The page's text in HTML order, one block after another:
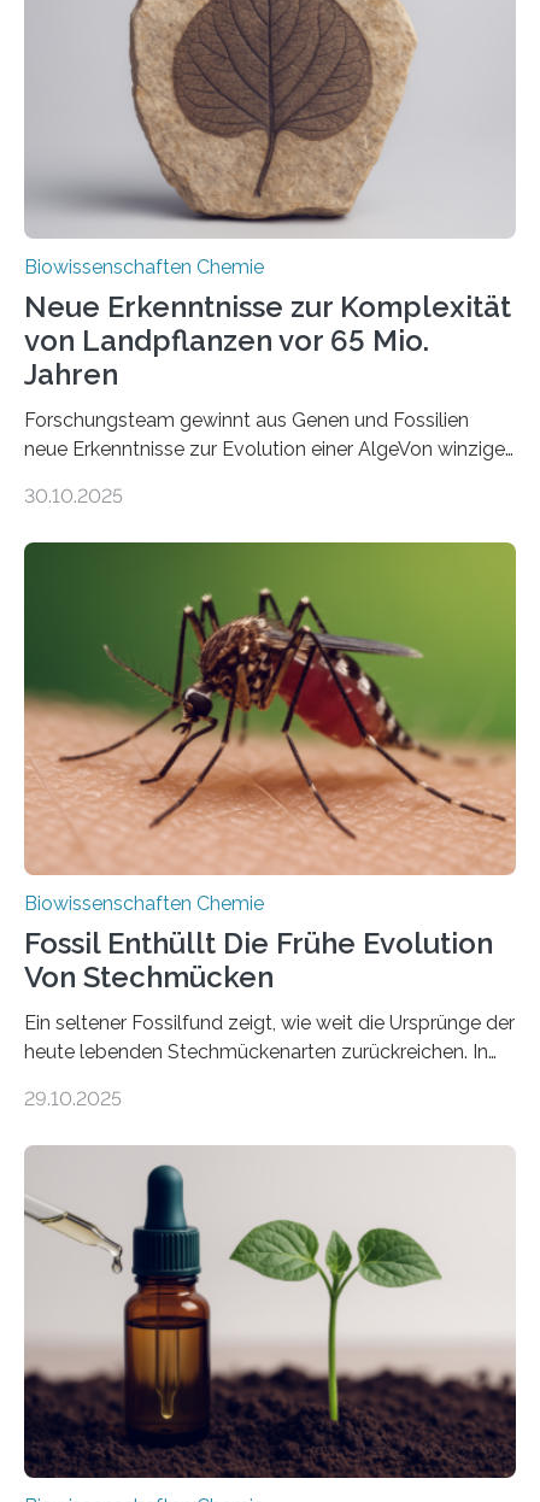
peroxisomalen Proteintransports in der Bäckerhefe
Saccharomyces cerevisiae entdeckt, der für die
Funktionsfähigkeit der Organellen entscheidend ist. Die
Studie wurde am 28. Oktober 2025 in der
Fachzeitschrift…
Biowissenschaften Chemie
Neue Erkenntnisse zur Komplexität
von Landpflanzen vor 65 Mio.
Jahren
Forschungsteam gewinnt aus Genen und Fossilien
neue Erkenntnisse zur Evolution einer AlgeVon winzigen
Landpflanzen zählen zu den komplexesten
Grünalgen, die vor Hunderten von Millionen Jahren
lebten. Unter den Vorfahren sticht eine Gruppe heraus,
die noch heute in der Natur vorkommt: die
Süßwasseralge Coleochaetophyceae. Einige Arten
dieser Gruppe bilden aus Zellfäden dichte Geflechte
mit scheibenförmiger Gestalt. Was auffällig ist: Die
nächsten…
30.10.2025
Biowissenschaften Chemie
Fossil Enthüllt Die Frühe Evolution
Von Stechmücken
Ein seltener Fossilfund zeigt, wie weit die Ursprünge der
heute lebenden Stechmückenarten zurückreichen. In
Forschende die bisher älteste bekannte Stechmücken-
Region Kachin in Myanmar und hat sich in
ausgezeichnetem Zustand erhalten. Es konnte als neue
Art einer neuen Gattung beschrieben werden und trägt
nun den Namen Cretosabethes primaevus. Dieser erste
fossile Nachweis einer Stechmückenlarve in Bernstein
stellt gleichzeitig den ersten Fossilfund einer
Mückenlarve aus dem Mesozoikum dar, denn…
29.10.2025